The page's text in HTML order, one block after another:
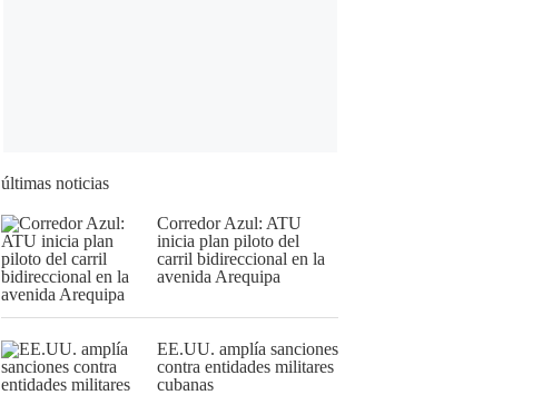
últimas noticias
Corredor Azul: ATU
inicia plan piloto del
carril bidireccional en la
avenida Arequipa
EE.UU. amplía sanciones
contra entidades militares
cubanas